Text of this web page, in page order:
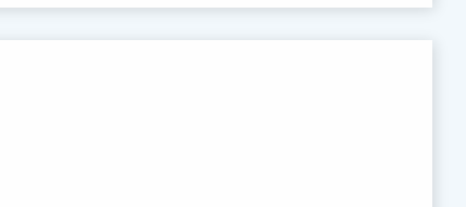
前沿科技、未来产业、科技成果转化等方面有所突
平的重要科技成果。创新成果奖分为一等奖、二等